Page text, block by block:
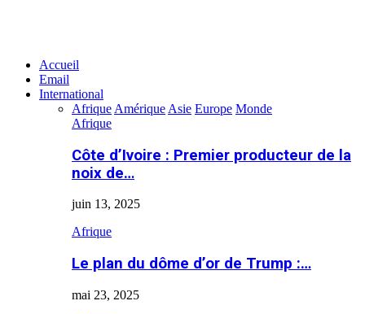
Accueil
Email
International
Afrique Amérique Asie Europe Monde
Afrique
Côte d’Ivoire : Premier producteur de la
noix de…
juin 13, 2025
Afrique
Le plan du dôme d’or de Trump :…
mai 23, 2025